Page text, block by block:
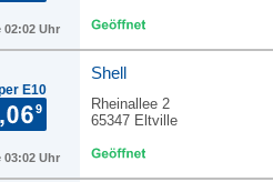
02:02 Uhr
E10
03:02 Uhr
Shell
Rheinallee 2
65347 Eltville